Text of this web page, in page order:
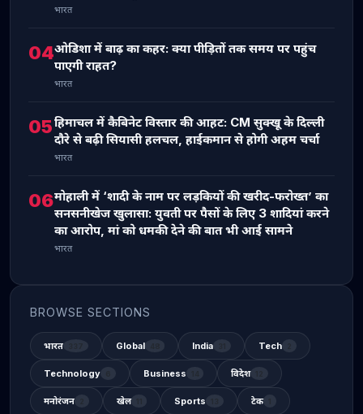
भारत
04ओडिशा में बाढ़ का कहर: क्या पीड़ितों तक समय पर पहुंच
पाएगी राहत?
भारत
05हिमाचल में कैबिनेट विस्तार की आहट: CM सुक्खू के दिल्ली
दौरे से बढ़ी सियासी हलचल, हाईकमान से होगी अहम चर्चा
भारत
06मोहाली में ‘शादी के नाम पर लड़कियों की खरीद-फरोख्त’ का
सनसनीखेज खुलासा: युवती पर पैसों के लिए 3 शादियां करने
का आरोप, मां को धमकी देने की बात भी आई सामने
भारत
BROWSE SECTIONS
भारत Global India Tech
Technology Business विदेश
मनोरंजन खेल Sports टेक